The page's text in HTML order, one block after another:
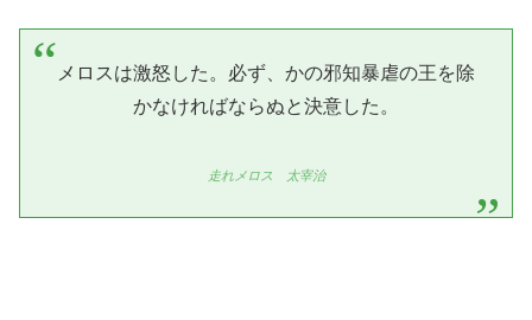
メロスは激怒した。必ず、かの邪知暴虐の王を除
かなければならぬと決意した。
走れメロス 太宰治